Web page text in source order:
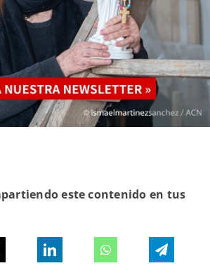
este contenido en tus